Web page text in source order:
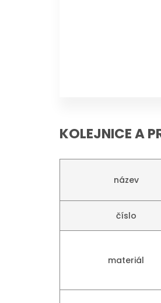
KOLEJNICE A
název
číslo
materiál